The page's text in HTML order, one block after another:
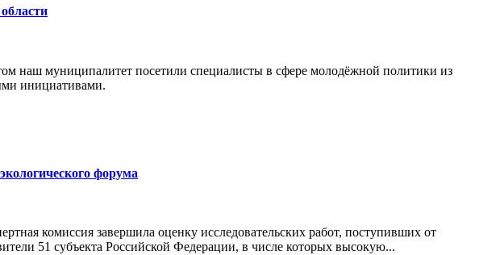
наш муниципалитет посетили специалисты в сфере молодёжной политики из
инициативами.
форума
комиссия завершила оценку исследовательских работ, поступивших от
51 субъекта Российской Федерации, в числе которых высокую...